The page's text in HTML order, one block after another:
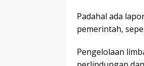
Padahal ada
pemerintah,
Pengelolaan